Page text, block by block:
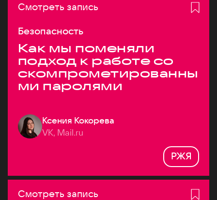
Смотреть запись
Безопасность
Как мы поменяли
подход к работе со
скомпрометированны
ми паролями
Ксения Кокорева
VK, Mail.ru
РЖЯ
Смотреть запись